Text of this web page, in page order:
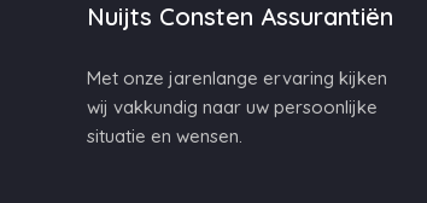
Nuijts Consten Assurantiën
Met onze jarenlange ervaring kijken
wij vakkundig naar uw persoonlijke
situatie en wensen.